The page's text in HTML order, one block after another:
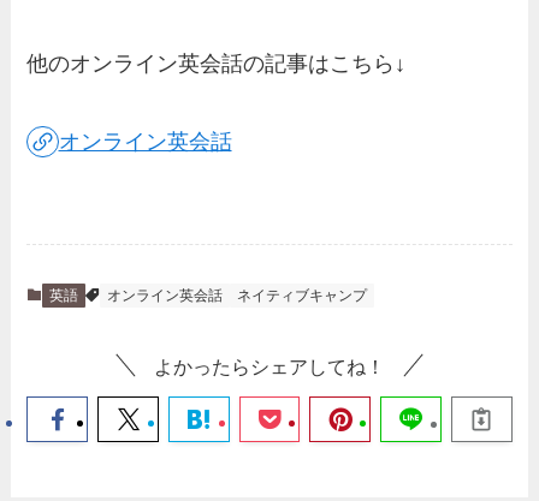
他のオンライン英会話の記事はこちら↓
オンライン英会話
英語 オンライン英会話 ネイティブキャンプ
よかったらシェアしてね！